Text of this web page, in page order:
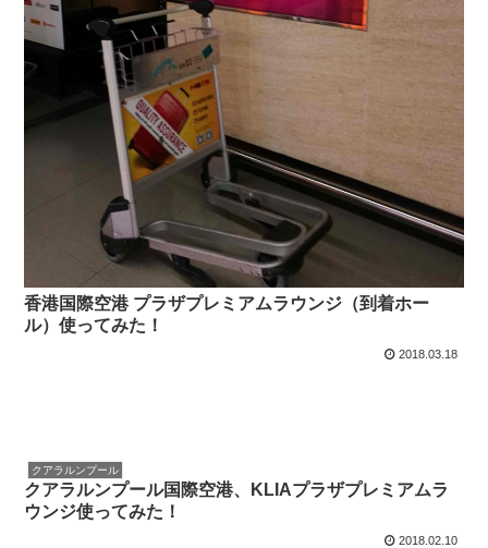
香港国際空港 プラザプレミアムラウンジ（到着ホー
ル）使ってみた！
2018.03.18
クアラルンプール
クアラルンプール国際空港、KLIAプラザプレミアムラ
ウンジ使ってみた！
2018.02.10